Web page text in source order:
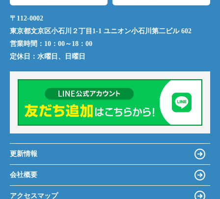
〒112-0002
東京都文京区小石川２丁目1-1 ユニオン小石川第二ビル 602
営業時間： 10：00～18：00
定休日： 水曜日、日曜日
更新情報
会社概要
アクセスマップ